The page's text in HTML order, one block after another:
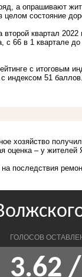
а опрашивают
состояние
квартал
с 66 в 1 квартале
с итоговым
индексом 51 баллов.
хозяйство
оценка – у
последствия